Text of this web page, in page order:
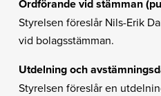
Ordförande vid stämman
Styrelsen föreslår Nils-Erik
vid bolagsstämman.
Utdelning och
Styrelsen föreslår en